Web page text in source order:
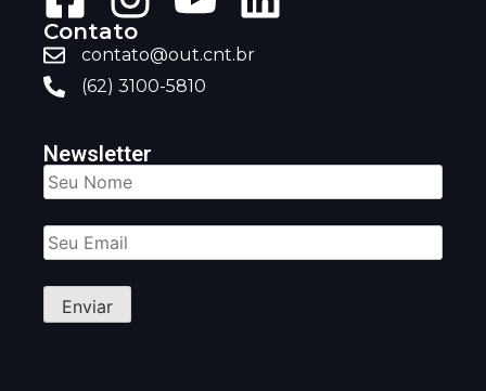
Contato
contato@out.cnt.br
(62) 3100-5810
Newsletter